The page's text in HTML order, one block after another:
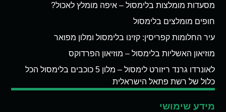
מסעדות מומלצות בלימסול – איפה מומלץ לאכול?
חופים מומלצים בלימסול
עיר החלומות קפריסין: קזינו בלימסול ומלון מפואר
מוזיאון האשליות בלימסול – מוזיאון הפרדוקס
לאונרדו גרנד ריזורט לימסול – מלון 5 כוכבים בלימסול הכל
כלול של רשת פתאל הישראלית
מידע שימושי